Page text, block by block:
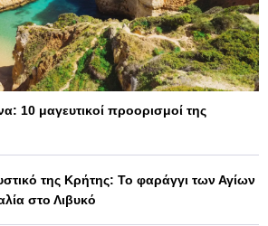
10 μαγευτικοί προορισμοί της
της Κρήτης: Το φαράγγι των Αγίων
στο Λιβυκό